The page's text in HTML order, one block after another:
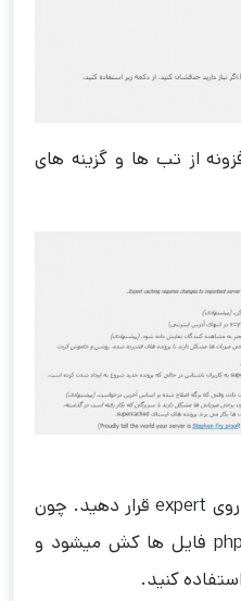
از تب ها و گزینه های
Cache Delivery Method را روی expert قرار دهید. چون
در روش پیش فرض توسط php فایل ها کش میشود و
کنید.